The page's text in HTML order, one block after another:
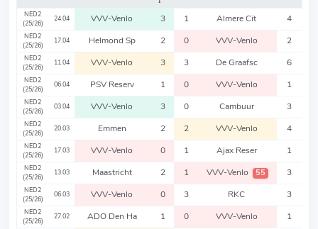
NED2
(25/26)
24.04 VVV-Venlo 3 1 Almere Cit 4
NED2
(25/26)
17.04 Helmond Sp 2 0 VVV-Venlo 2
NED2
(25/26)
11.04 VVV-Venlo 3 3 De Graafsc 6
NED2
(25/26)
06.04 PSV Reserv 1 0 VVV-Venlo 1
NED2
(25/26)
03.04 VVV-Venlo 3 0 Cambuur 3
NED2
(25/26)
20.03 Emmen 2 2 VVV-Venlo 4
NED2
(25/26)
17.03 VVV-Venlo 0 1 Ajax Reser 1
NED2
(25/26)
13.03 Maastricht 2 1 VVV-Venlo 55 3
NED2
(25/26)
06.03 VVV-Venlo 0 3 RKC 3
NED2
(25/26)
27.02 ADO Den Ha 1 0 VVV-Venlo 1